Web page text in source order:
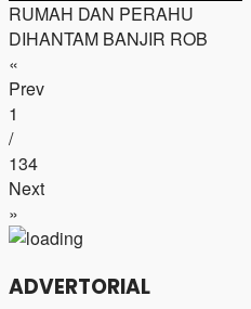
RUMAH DAN PERAHU
DIHANTAM BANJIR ROB
«
Prev
1
/
134
Next
»
ADVERTORIAL